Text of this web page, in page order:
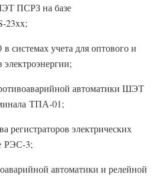
ПСРЗ на базе
23xx;
учета для оптового и
автоматики ШЭТ
ТПА-01;
регистраторов электрических
РЭС-3;
автоматики и релейной